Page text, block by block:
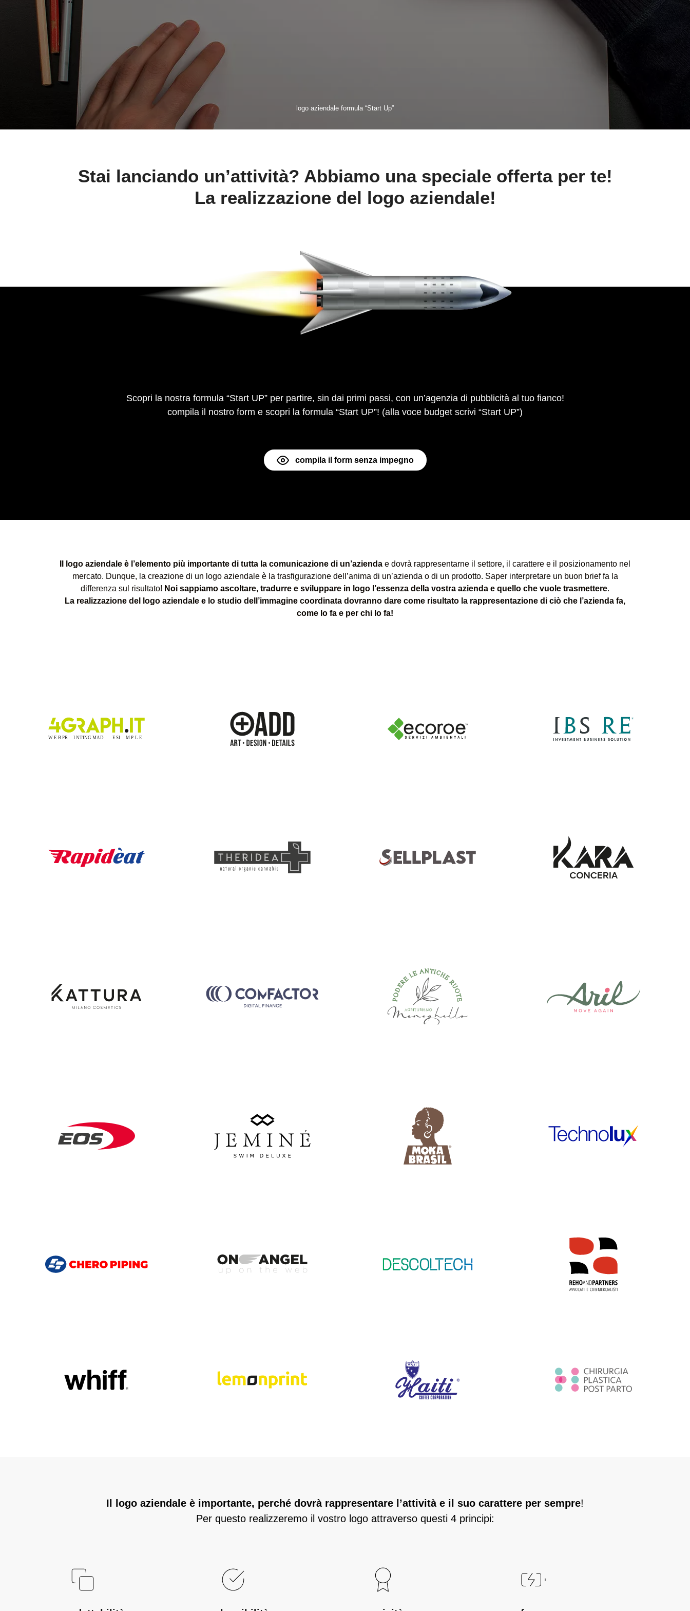
logo aziendale formula “Start Up”
Stai lanciando un’attività? Abbiamo una speciale offerta per te!
La realizzazione del logo aziendale!
Scopri la nostra formula “Start UP” per partire, sin dai primi passi, con un’agenzia di pubblicità al tuo fianco!
compila il nostro form e scopri la formula “Start UP”! (alla voce budget scrivi “Start UP”)
compila il form senza impegno
Il logo aziendale è l’elemento più importante di tutta la comunicazione di un’azienda e dovrà rappresentarne il settore, il carattere e il posizionamento nel
mercato. Dunque, la creazione di un logo aziendale è la trasfigurazione dell’anima di un’azienda o di un prodotto. Saper interpretare un buon brief fa la
differenza sul risultato! Noi sappiamo ascoltare, tradurre e sviluppare in logo l’essenza della vostra azienda e quello che vuole trasmettere.
La realizzazione del logo aziendale e lo studio dell’immagine coordinata dovranno dare come risultato la rappresentazione di ciò che l’azienda fa,
come lo fa e per chi lo fa!
Il logo aziendale è importante, perché dovrà rappresentare l’attività e il suo carattere per sempre!
Per questo realizzeremo il vostro logo attraverso questi 4 principi: